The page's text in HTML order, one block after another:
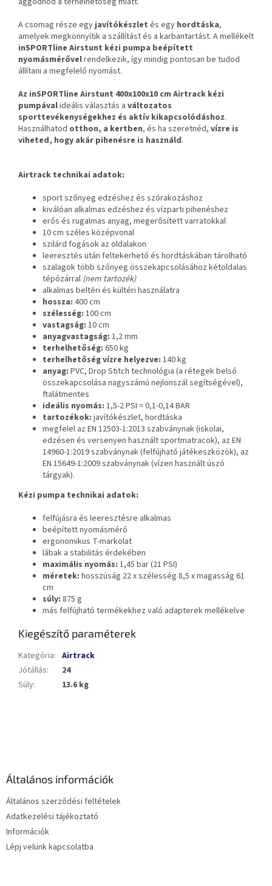
A csomag része egy javítókészlet és egy hordtáska,
amelyek megkönnyítik a szállítást és a karbantartást. A mellékelt
inSPORTline Airstunt kézi pumpa beépített
nyomásmérővelrendelkezik, így mindig pontosan be tudod
állítani a megfelelő nyomást.
Az inSPORTline Airstunt 400x100x10 cm Airtrack kézi
pumpávalideális választás a változatos
sporttevékenységekhez és aktív kikapcsolódáshoz.
Használhatod otthon, a kertben, és ha szeretnéd, vízre is
viheted, hogy akár pihenésre is használd.
Airtrack technikai adatok:
sport szőnyeg edzéshez és szórakozáshoz
kiválóan alkalmas edzéshez és vízparti pihenéshez
erős és rugalmas anyag, megerősített varratokkal
10 cm széles középvonal
szilárd fogások az oldalakon
leeresztés után feltekerhető és hordtáskában tárolható
szalagok több szőnyeg összekapcsolásához kétoldalas
tépőzárral (nem tartozék)
alkalmas beltéri és kültéri használatra
hossza: 400 cm
szélesség: 100 cm
vastagság: 10 cm
anyagvastagság: 1,2 mm
terhelhetőség: 650 kg
terhelhetőség vízre helyezve: 140 kg
anyag: PVC, Drop Stitch technológia (a rétegek belső
összekapcsolása nagyszámú nejlonszál segítségével),
ftalátmentes
ideális nyomás: 1,5-2 PSI = 0,1-0,14 BAR
tartozékok: javítókészlet, hordtáska
megfelel az EN 12503-1:2013 szabványnak (iskolai,
edzésen és versenyen használt sportmatracok), az EN
14960-1:2019 szabványnak (felfújható játékeszközök), az
EN 15649-1:2009 szabványnak (vízen használt úszó
tárgyak).
Kézi pumpa technikai adatok:
felfújásra és leeresztésre alkalmas
beépített nyomásmérő
ergonomikus T-markolat
lábak a stabilitás érdekében
maximális nyomás: 1,45 bar (21 PSI)
méretek: hosszúság 22 x szélesség 8,5 x magasság 61
cm
súly: 875 g
más felfújható termékekhez való adapterek mellékelve
Kiegészítő paraméterek
Kategória: Airtrack
Jótállás:
24
Súly: 13.6 kg
Általános információk
Általános szerződési feltételek
Adatkezelési tájékoztató
Információk
Lépj velünk kapcsolatba